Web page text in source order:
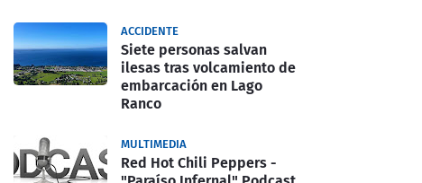
ACCIDENTE
Siete personas salvan
ilesas tras volcamiento de
embarcación en Lago
Ranco
MULTIMEDIA
Red Hot Chili Peppers -